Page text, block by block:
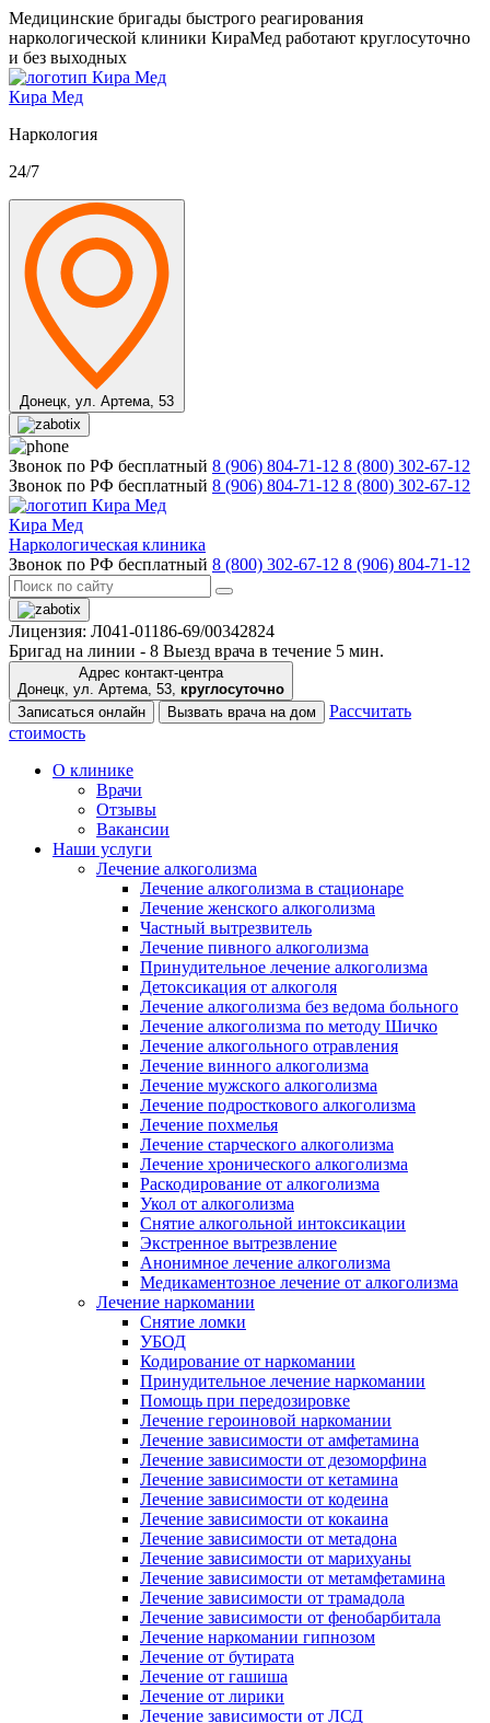
Медицинские бригады быстрого реагирования
наркологической клиники КираМед работают круглосуточно
и без выходных
Кира Мед
Наркология
24/7
Донецк, ул. Артема, 53
Звонок по РФ бесплатный 8 (906) 804-71-12 8 (800) 302-67-12
Звонок по РФ бесплатный 8 (906) 804-71-12 8 (800) 302-67-12
Кира Мед
Наркологическая клиника
Звонок по РФ бесплатный 8 (800) 302-67-12 8 (906) 804-71-12
Лицензия: Л041-01186-69/00342824
Бригад на линии - 8 Выезд врача в течение 5 мин.
Адрес контакт-центра
Донецк, ул. Артема, 53, круглосуточно
Записаться онлайн
Вызвать врача на дом
Рассчитать
стоимость
О клинике
Врачи
Отзывы
Вакансии
Наши услуги
Лечение алкоголизма
Лечение алкоголизма в стационаре
Лечение женского алкоголизма
Частный вытрезвитель
Лечение пивного алкоголизма
Принудительное лечение алкоголизма
Детоксикация от алкоголя
Лечение алкоголизма без ведома больного
Лечение алкоголизма по методу Шичко
Лечение алкогольного отравления
Лечение винного алкоголизма
Лечение мужского алкоголизма
Лечение подросткового алкоголизма
Лечение похмелья
Лечение старческого алкоголизма
Лечение хронического алкоголизма
Раскодирование от алкоголизма
Укол от алкоголизма
Снятие алкогольной интоксикации
Экстренное вытрезвление
Анонимное лечение алкоголизма
Медикаментозное лечение от алкоголизма
Лечение наркомании
Снятие ломки
УБОД
Кодирование от наркомании
Принудительное лечение наркомании
Помощь при передозировке
Лечение героиновой наркомании
Лечение зависимости от амфетамина
Лечение зависимости от дезоморфина
Лечение зависимости от кетамина
Лечение зависимости от кодеина
Лечение зависимости от кокаина
Лечение зависимости от метадона
Лечение зависимости от марихуаны
Лечение зависимости от метамфетамина
Лечение зависимости от трамадола
Лечение зависимости от фенобарбитала
Лечение наркомании гипнозом
Лечение от бутирата
Лечение от гашиша
Лечение от лирики
Лечение зависимости от ЛСД